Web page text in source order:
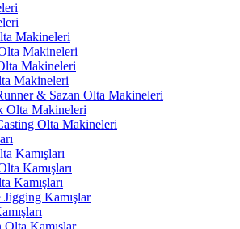
Makineleri
Makineleri
Makineleri
Makineleri
& Sazan Olta Makineleri
Olta Makineleri
Olta Makineleri
Kamışları
Kamışları
Kamışları
Jigging Kamışlar
Olta Kamışlar